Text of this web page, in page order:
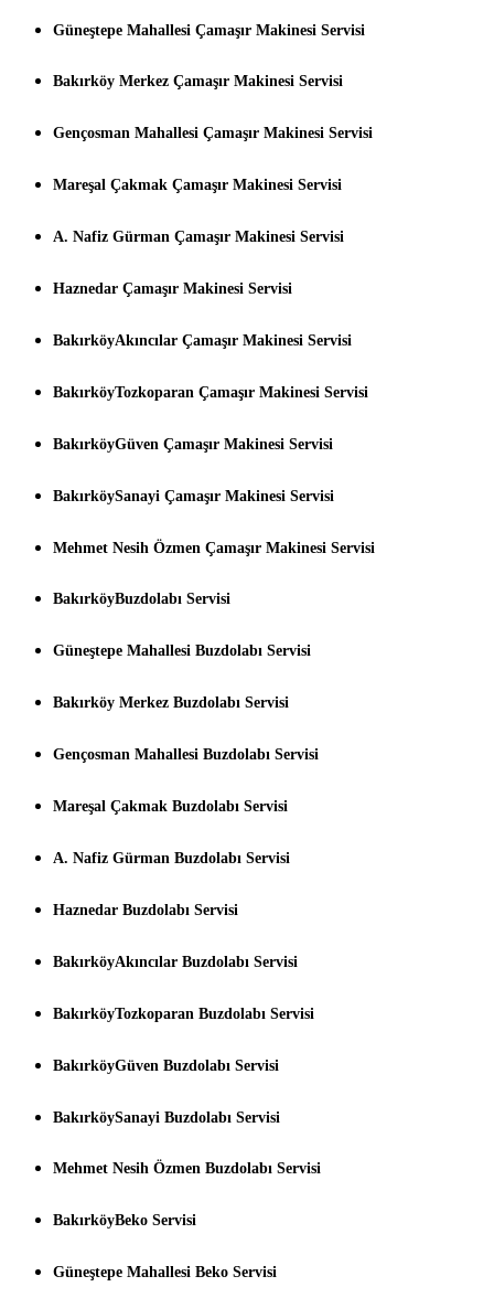
Güneştepe Mahallesi Çamaşır Makinesi Servisi
Bakırköy Merkez Çamaşır Makinesi Servisi
Gençosman Mahallesi Çamaşır Makinesi Servisi
Mareşal Çakmak Çamaşır Makinesi Servisi
A. Nafiz Gürman Çamaşır Makinesi Servisi
Haznedar Çamaşır Makinesi Servisi
BakırköyAkıncılar Çamaşır Makinesi Servisi
BakırköyTozkoparan Çamaşır Makinesi Servisi
BakırköyGüven Çamaşır Makinesi Servisi
BakırköySanayi Çamaşır Makinesi Servisi
Mehmet Nesih Özmen Çamaşır Makinesi Servisi
BakırköyBuzdolabı Servisi
Güneştepe Mahallesi Buzdolabı Servisi
Bakırköy Merkez Buzdolabı Servisi
Gençosman Mahallesi Buzdolabı Servisi
Mareşal Çakmak Buzdolabı Servisi
A. Nafiz Gürman Buzdolabı Servisi
Haznedar Buzdolabı Servisi
BakırköyAkıncılar Buzdolabı Servisi
BakırköyTozkoparan Buzdolabı Servisi
BakırköyGüven Buzdolabı Servisi
BakırköySanayi Buzdolabı Servisi
Mehmet Nesih Özmen Buzdolabı Servisi
BakırköyBeko Servisi
Güneştepe Mahallesi Beko Servisi